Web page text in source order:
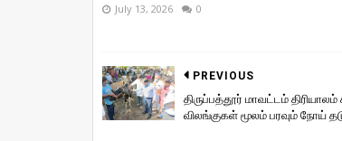
July 13, 2026 0
PREVIOUS
திருப்பத்தூர் மாவட்டம்
விலங்குகள் மூலம் பரவும் நோய்